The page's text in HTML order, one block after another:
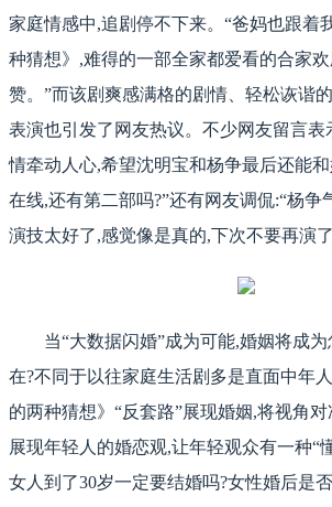
家庭情感中,追剧停不下来。“爸妈也跟着
种猜想》,难得的一部全家都爱看的合家
赞。”而该剧爽感满格的剧情、轻松诙谐
表演也引发了网友热议。不少网友留言表
情牵动人心,希望沈明宝和杨争最后还能
在线,还有第二部吗?”还有网友调侃:“杨争
演技太好了,感觉像是真的,下次不要再演了
当“大数据闪婚”成为可能,婚姻将成
在?不同于以往家庭生活剧多是直面中年
的两种猜想》“反套路”展现婚姻,将视角
展现年轻人的婚恋观,让年轻观众有一种“
女人到了30岁一定要结婚吗?女性婚后是